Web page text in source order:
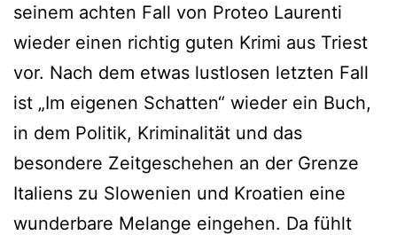
seinem achten Fall von Proteo Laurenti
wieder einen richtig guten Krimi aus Triest
vor. Nach dem etwas lustlosen letzten Fall
ist „Im eigenen Schatten“ wieder ein Buch,
in dem Politik, Kriminalität und das
besondere Zeitgeschehen an der Grenze
Italiens zu Slowenien und Kroatien eine
wunderbare Melange eingehen. Da fühlt